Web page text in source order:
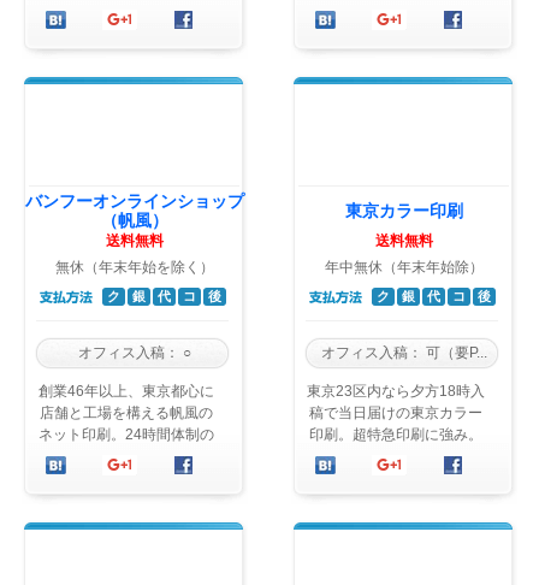
を超えるユーザー数を誇
る。消費税・送料込みで追
加料金不要のコ ...
クで待ち時間なく印刷でき
る”セルフプリント”等システ
ム充実。
バンフーオンラインショップ
（帆風）
送料無料
無休（年末年始を除く）
ク 銀 代 コ 後
オフィス入稿： ○
創業46年以上、東京都心に
店舗と工場を構える帆風の
ネット印刷。24時間体制の
印刷で、プロの現場にも選
ばれる確かな仕上がりを提
供。
東京カラー印刷
送料無料
年中無休（年末年始除）
ク 銀 代 コ 後
オフィス入稿： 可（要P...
東京23区内なら夕方18時入
稿で当日届けの東京カラー
印刷。超特急印刷に強み。
土日休まず年中無休営業。
徹底した低価格。PDF入稿
なら24時 ...